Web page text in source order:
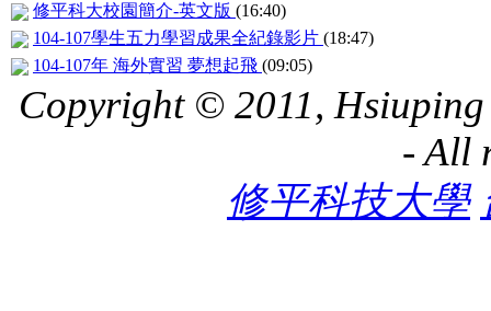
修平科大校園簡介-英文版 (16:40)
104-107學生五力學習成果全紀錄影片 (18:47)
104-107年 海外實習 夢想起飛 (09:05)
Copyright © 2011, Hsiuping
- All
修平科技大學